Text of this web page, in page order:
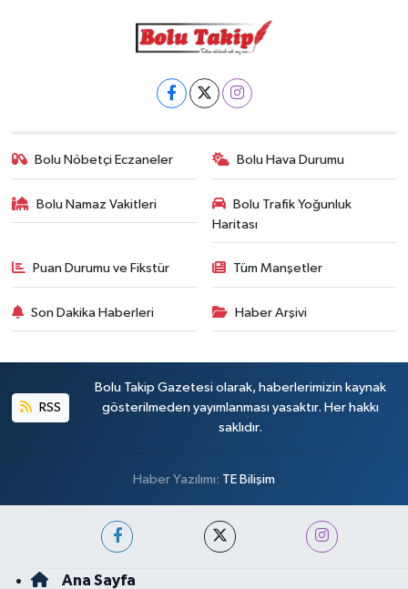
Bolu Nöbetçi Eczaneler Bolu Hava Durumu
Bolu Namaz Vakitleri
Bolu Trafik Yoğunluk
Haritası
Puan Durumu ve Fikstür Tüm Manşetler
Son Dakika Haberleri Haber Arşivi
RSS
Bolu Takip Gazetesi olarak, haberlerimizin kaynak
gösterilmeden yayımlanması yasaktır. Her hakkı
saklıdır.
Haber Yazılımı: TE Bilişim
Ana Sayfa